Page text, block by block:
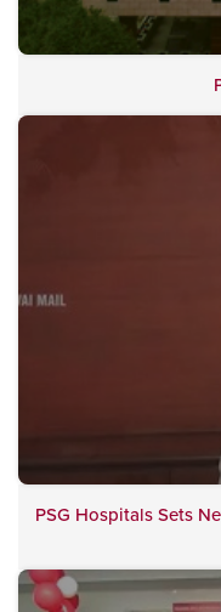
PSG Hospitals Sets